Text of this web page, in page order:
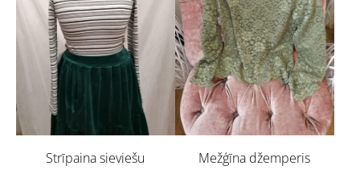
Strīpaina sieviešu
Mežģīna džemperis